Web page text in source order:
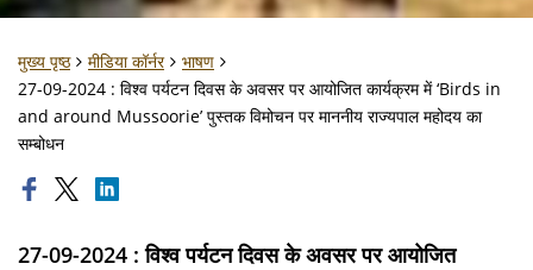
मुख्य पृष्ठ मीडिया कॉर्नर
भाषण
27-09-2024 : विश्व पर्यटन दिवस के अवसर पर आयोजित कार्यक्रम में ‘Birds in
and around Mussoorie’ पुस्तक विमोचन पर माननीय राज्यपाल महोदय का
सम्बोधन
27-09-2024 : विश्व पर्यटन दिवस के अवसर पर आयोजित